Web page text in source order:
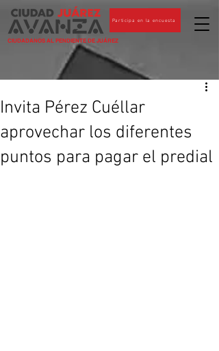
CIUDADANOS AL PENDIENTE DE JUÁREZ
Participa en la encuesta
Invita Pérez Cuéllar
aprovechar los diferentes
puntos para pagar el predial